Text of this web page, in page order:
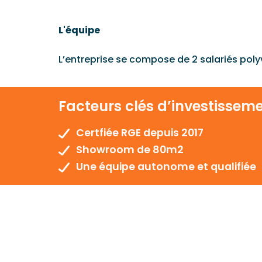
L'équipe
L’entreprise se compose de 2 salariés
Facteurs clés
Certfiée RGE depuis 2017
Showroom de 80m2
Une équipe autonome et qualifiée